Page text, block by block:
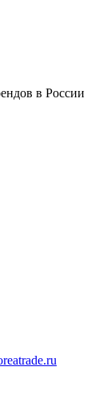
в России